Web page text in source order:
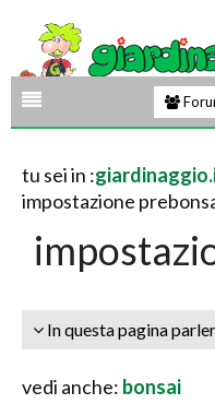
tu sei in :
impostazione
In questa pagina
vedi anche: bonsai